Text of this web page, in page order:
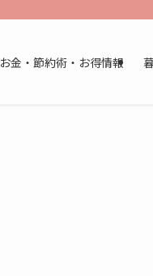
お金・節約術・お得情報